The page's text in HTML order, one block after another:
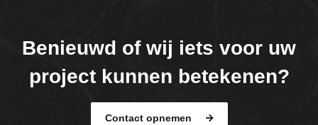
Benieuwd of wij iets voor uw
project kunnen betekenen?
Contact opnemen